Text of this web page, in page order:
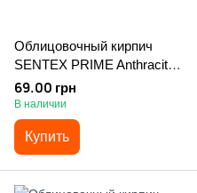
Облицовочный кирпич
SENTEX PRIME Anthracite
Light
69.00 грн
В наличии
Купить